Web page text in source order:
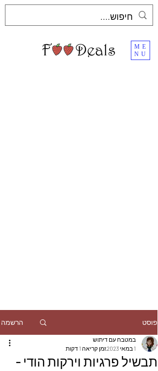
ME
NU
פוסט הרשמה
תבשיל פרגיות וירקות הודי -
במטבח עם דיתוש
1 במאי 2023
זמן קריאה 1 דקות